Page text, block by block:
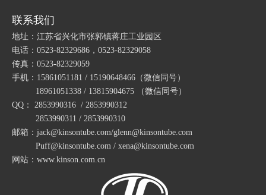
双扣包塑金属软管 电线套管 PVC波纹管 蛇皮管 穿线管
联系我们
地址：江苏省兴化市张郭镇蒋庄工业园区
电话：0523-82329686，0523-82329058
传真：0523-82329059
手机：15861051181 / 15190648466 （微信同号）
18961051338 / 13815904675
（微信同号）
QQ： 2853990316 / 2853990312
2853990311 / 2853990310
邮箱：jack@kinsontube.com/glenn@kinsontube.com
Puff@kinsontube.com / xena@kinsontube.com
网站：www.kinson.com.cn